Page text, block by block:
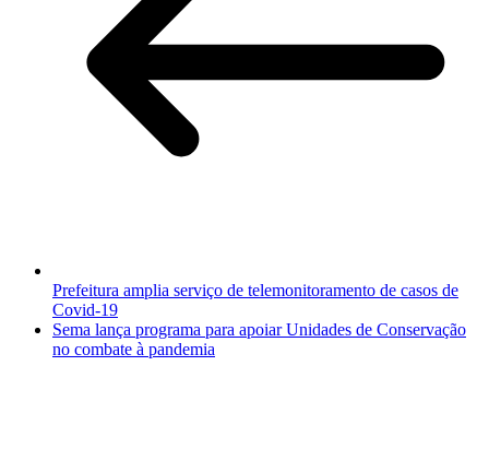
Prefeitura amplia serviço de telemonitoramento de casos de
Covid-19
Sema lança programa para apoiar Unidades de Conservação
no combate à pandemia